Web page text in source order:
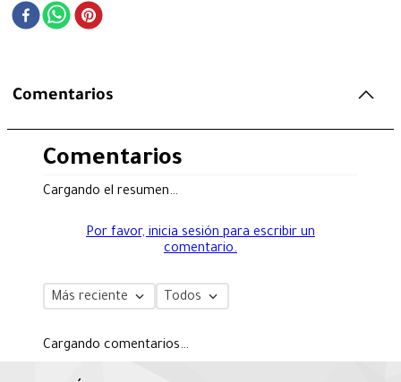
Comentarios
Comentarios
Cargando el resumen…
Por favor, inicia sesión para escribir un
comentario.
Más reciente Todos
Cargando comentarios…